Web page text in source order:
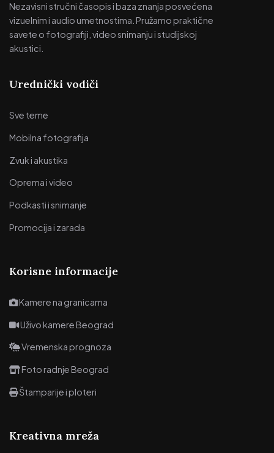
Nezavisni stručni časopis i baza znanja posvećena
vizuelnim i audio umetnostima. Pružamo praktične
savete o fotografiji, video snimanju i studijskoj
akustici.
Urednički vodiči
Sve teme
Mobilna fotografija
Zvuk i akustika
Oprema i video
Podkasti i snimanje
Promocija i zarada
Korisne informacije
Kamere na granicama
Uživo kamere Beograd
Vremenska prognoza
Foto radnje Beograd
Štamparije i ploteri
Kreativna mreža